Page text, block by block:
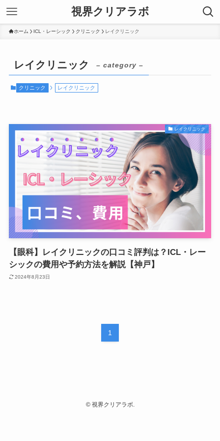
視界クリアラボ
ホーム ICL・レーシック クリニック レイクリニック
レイクリニック – category –
クリニック レイクリニック
レイクリニック
【眼科】レイクリニックの口コミ評判は？ICL・レー
シックの費用や予約方法を解説【神戸】
2024年8月23日
1
©視界クリアラボ.